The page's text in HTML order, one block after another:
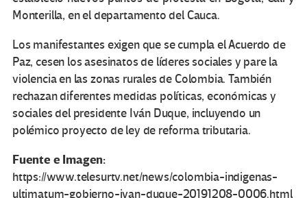
Monterilla, en el departamento del Cauca.
Los manifestantes exigen que se cumpla el Acuerdo de
Paz, cesen los asesinatos de líderes sociales y pare la
violencia en las zonas rurales de Colombia. También
rechazan diferentes medidas políticas, económicas y
sociales del presidente Iván Duque, incluyendo un
polémico proyecto de ley de reforma tributaria.
Fuente e Imagen:
https://www.telesurtv.net/news/colombia-indigenas-
ultimatum-gobierno-ivan-duque-20191208-0006.html